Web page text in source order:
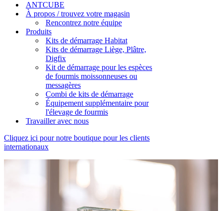
ANTCUBE
À propos / trouvez votre magasin
Rencontrez notre équipe
Produits
Kits de démarrage Habitat
Kits de démarrage Liège, Plâtre,
Digfix
Kit de démarrage pour les espèces
de fourmis moissonneuses ou
messagères
Combi de kits de démarrage
Équipement supplémentaire pour
l'élevage de fourmis
Travailler avec nous
Cliquez ici pour notre boutique pour les clients
internationaux